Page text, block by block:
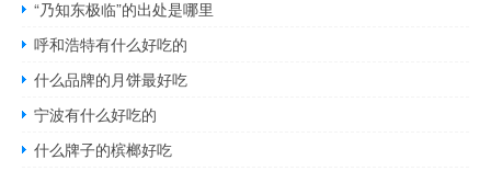
“乃知东极临”的出处是哪里
呼和浩特有什么好吃的
什么品牌的月饼最好吃
宁波有什么好吃的
什么牌子的槟榔好吃